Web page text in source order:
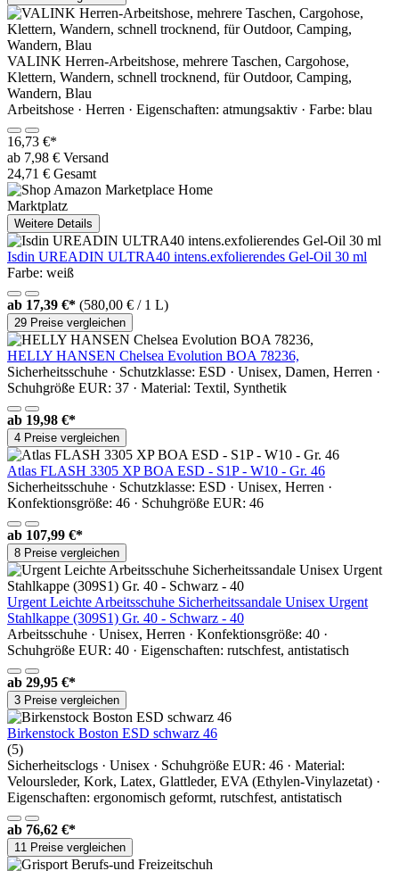
VALINK Herren-Arbeitshose, mehrere Taschen, Cargohose,
Klettern, Wandern, schnell trocknend, für Outdoor, Camping,
Wandern, Blau
Arbeitshose · Herren · Eigenschaften: atmungsaktiv · Farbe: blau
16,73 €*
ab 7,98 € Versand
24,71 € Gesamt
Marktplatz
Weitere Details
Isdin UREADIN ULTRA40 intens.exfolierendes Gel-Oil 30 ml
Farbe: weiß
ab 17,39 €* (580,00 € / 1 L)
29 Preise vergleichen
HELLY HANSEN Chelsea Evolution BOA 78236,
Sicherheitsschuhe · Schutzklasse: ESD · Unisex, Damen, Herren ·
Schuhgröße EUR: 37 · Material: Textil, Synthetik
ab 19,98 €*
4 Preise vergleichen
Atlas FLASH 3305 XP BOA ESD - S1P - W10 - Gr. 46
Sicherheitsschuhe · Schutzklasse: ESD · Unisex, Herren ·
Konfektionsgröße: 46 · Schuhgröße EUR: 46
ab 107,99 €*
8 Preise vergleichen
Urgent Leichte Arbeitsschuhe Sicherheitssandale Unisex Urgent
Stahlkappe (309S1) Gr. 40 - Schwarz - 40
Arbeitsschuhe · Unisex, Herren · Konfektionsgröße: 40 ·
Schuhgröße EUR: 40 · Eigenschaften: rutschfest, antistatisch
ab 29,95 €*
3 Preise vergleichen
Birkenstock Boston ESD schwarz 46
(5)
Sicherheitsclogs · Unisex · Schuhgröße EUR: 46 · Material:
Veloursleder, Kork, Latex, Glattleder, EVA (Ethylen-Vinylazetat) ·
Eigenschaften: ergonomisch geformt, rutschfest, antistatisch
ab 76,62 €*
11 Preise vergleichen